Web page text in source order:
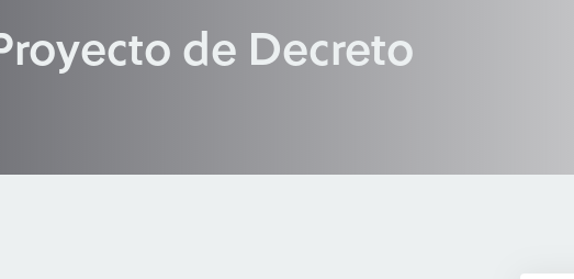
de Decreto